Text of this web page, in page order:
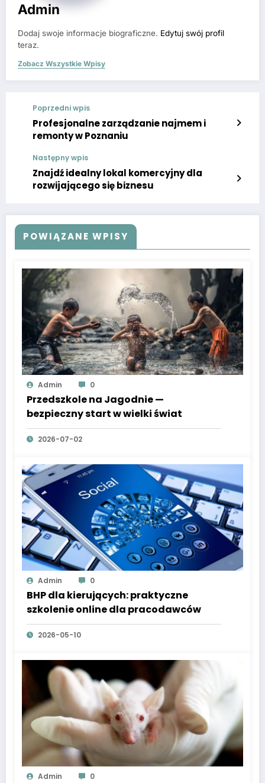
Admin
Dodaj swoje informacje biograficzne. Edytuj swój profil
teraz.
Zobacz Wszystkie Wpisy
Poprzedni wpis
Profesjonalne zarządzanie najmem i
remonty w Poznaniu
Następny wpis
Znajdź idealny lokal komercyjny dla
rozwijającego się biznesu
POWIĄZANE WPISY
Admin 0
Przedszkole na Jagodnie —
bezpieczny start w wielki świat
2026-07-02
Admin 0
BHP dla kierujących: praktyczne
szkolenie online dla pracodawców
2026-05-10
Admin 0